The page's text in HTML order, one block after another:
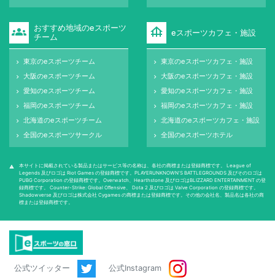
groups
おすすめ地域のeスポーツ
チーム
keyboard_arrow_right 東京のeスポーツチーム
keyboard_arrow_right 大阪のeスポーツチーム
keyboard_arrow_right 愛知のeスポーツチーム
keyboard_arrow_right 福岡のeスポーツチーム
keyboard_arrow_right 北海道のeスポーツチーム
keyboard_arrow_right 全国のeスポーツサークル
foundation eスポーツカフェ・施設
keyboard_arrow_right 東京のeスポーツカフェ・施設
keyboard_arrow_right 大阪のeスポーツカフェ・施設
keyboard_arrow_right 愛知のeスポーツカフェ・施設
keyboard_arrow_right 福岡のeスポーツカフェ・施設
keyboard_arrow_right 北海道のeスポーツカフェ・施設
keyboard_arrow_right 全国のeスポーツホテル
warning
本サイトに掲載されている製品またはサービス等の名称は、各社の商標または登録商標です。 League of
Legends 及びロゴは Riot Games の登録商標です。PLAYERUNKNOWN'S BATTLEGROUNDS 及びそのロゴは
PUBG Corporation の登録商標です。Overwatch、Hearthstone 及びロゴはBLIZZARD ENTERTAINMENT の登
録商標です。 Counter-Strike: Global Oﬀensive、 Dota 2 及びロゴは Valve Corporation の登録商標です。
Shadowverse 及びロゴは株式会社 Cygames の商標または登録商標です。その他の会社名、製品名は各社の商
標または登録商標です。
公式ツイッター 公式Instagram